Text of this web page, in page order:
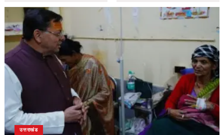
उत्तराखंड